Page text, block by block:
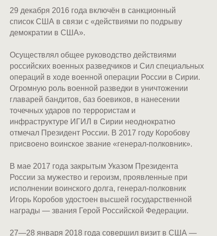
29 декабря 2016 года включён в санкционный
список США в связи с «действиями по подрыву
демократии в США».
Осуществлял общее руководство действиями
российских военных разведчиков и Сил специальных
операций в ходе военной операции России в Сирии.
Огромную роль военной разведки в уничтожении
главарей бандитов, баз боевиков, в нанесении
точечных ударов по террористам и
инфраструктуре ИГИЛ в Сирии неоднократно
отмечал Президент России. В 2017 году Коробову
присвоено воинское звание «генерал-полковник».
В мае 2017 года закрытым Указом Президента
России за мужество и героизм, проявленные при
исполнении воинского долга, генерал-полковник
Игорь Коробов удостоен высшей государственной
награды — звания Герой Российской Федерации.
27—28 января 2018 года совершил визит в США —